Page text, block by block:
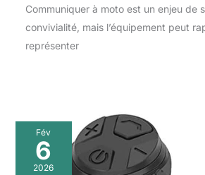
Communiquer à moto est un enjeu de
convivialité, mais l’équipement peut
représenter
Fév
6
2026